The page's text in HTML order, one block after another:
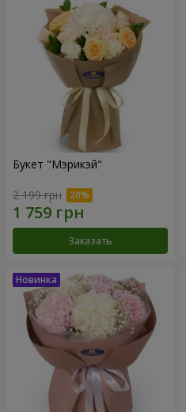
Букет "Мэрикэй"
2 199 грн
Заказать